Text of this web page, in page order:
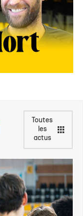
Toutes
les
actus